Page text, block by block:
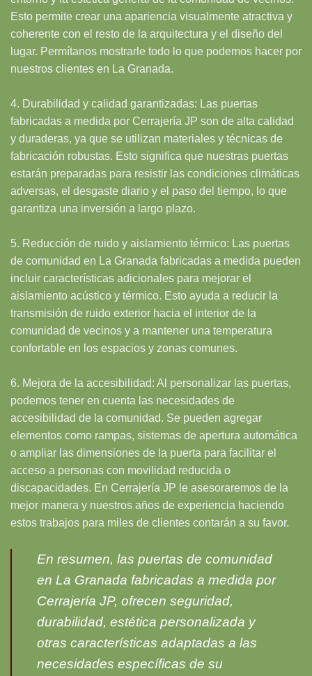
Esto permite crear una apariencia visualmente atractiva y
coherente con el resto de la arquitectura y el diseño del
lugar. Permítanos mostrarle todo lo que podemos hacer por
nuestros clientes en La Granada.
4. Durabilidad y calidad garantizadas: Las puertas
fabricadas a medida por Cerrajería JP son de alta calidad
y duraderas, ya que se utilizan materiales y técnicas de
fabricación robustas. Esto significa que nuestras puertas
estarán preparadas para resistir las condiciones climáticas
adversas, el desgaste diario y el paso del tiempo, lo que
garantiza una inversión a largo plazo.
5. Reducción de ruido y aislamiento térmico: Las puertas
de comunidad en La Granada fabricadas a medida pueden
incluir características adicionales para mejorar el
aislamiento acústico y térmico. Esto ayuda a reducir la
transmisión de ruido exterior hacia el interior de la
comunidad de vecinos y a mantener una temperatura
confortable en los espacios y zonas comunes.
6. Mejora de la accesibilidad: Al personalizar las puertas,
podemos tener en cuenta las necesidades de
accesibilidad de la comunidad. Se pueden agregar
elementos como rampas, sistemas de apertura automática
o ampliar las dimensiones de la puerta para facilitar el
acceso a personas con movilidad reducida o
discapacidades. En Cerrajería JP le asesoraremos de la
mejor manera y nuestros años de experiencia haciendo
estos trabajos para miles de clientes contarán a su favor.
En resumen, las puertas de comunidad
en La Granada fabricadas a medida por
Cerrajería JP, ofrecen seguridad,
durabilidad, estética personalizada y
otras características adaptadas a las
necesidades específicas de su